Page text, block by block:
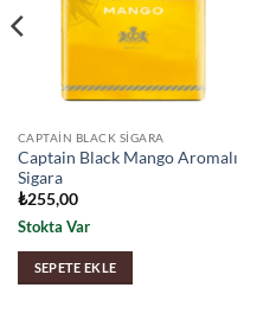
CAPTAIN BLACK SIGARA
Captain Black Mango Aromalı
Sigara
₺255,00
Stokta Var
SEPETE EKLE